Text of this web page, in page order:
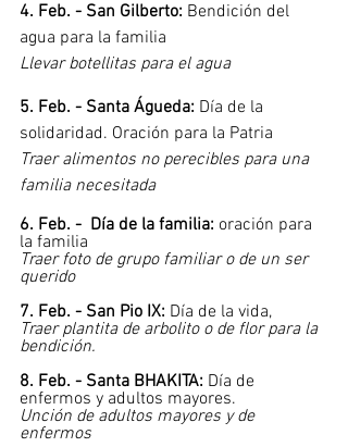
4. Feb. - San Gilberto: Bendición del
agua para la familia
Llevar botellitas para el agua
5. Feb. - Santa Águeda: Día de la
solidaridad. Oración para la Patria
Traer alimentos no perecibles para una
familia necesitada
6. Feb. -  Día de la familia: oración para
la familia
Traer foto de grupo familiar o de un ser
querido
7. Feb. - San Pio IX: Día de la vida,
Traer plantita de arbolito o de flor para la
bendición.
8. Feb. - Santa BHAKITA: Día de
enfermos y adultos mayores.
Unción de adultos mayores y de
enfermos